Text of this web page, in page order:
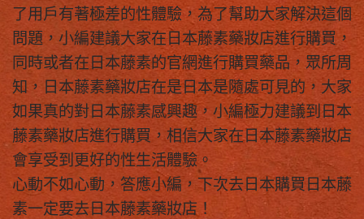
了用戶有著極差的性體驗，為了幫助大家解決這個
問題，小編建議大家在日本藤素藥妝店進行購買，
同時或者在日本藤素的官網進行購買藥品，眾所周
知， 日本藤素藥妝店在是日本是隨處可見的，大家
如果真的對日本藤素感興趣，小編極力建議到 日本
藤素藥妝店進行購買，相信大家在日本藤素藥妝店
會享受到更好的性生活體驗。
心動不如心動，答應小編，下次去日本購買日本藤
素一定要去日本藤素藥妝店 ！